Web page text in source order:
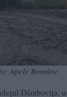
Apele Române
Dâmbovița,